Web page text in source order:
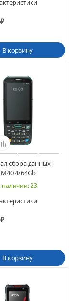
В корзину
сбора данных
4/64Gb
наличии: 23
В корзину